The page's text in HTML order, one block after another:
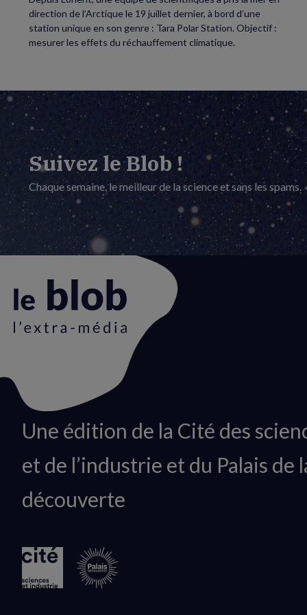
direction de l’Arctique le 19 juillet dernier, à bord d’une
station unique en son genre : Tara Polar Station. Objectif :
mesurer les effets du réchauffement climatique.
Suivez le Blob !
Chaque semaine, le meilleur de la science et sans les spams.
Animation
logo
Une édition de la Cité des
et de l’industrie et du Palais de
découverte